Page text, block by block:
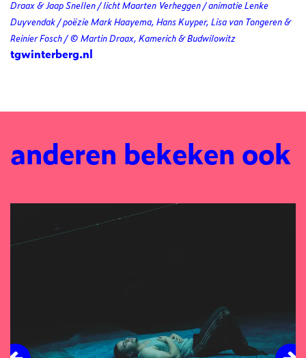
Draax & Jaap Snellen / licht Maarten Verheggen / animatie Lenke
Duyvendak / poëzie Mark Haayema, Hans Kuyper, Lisa van Tongeren &
Reinier Fosch / © Martin Draax, Kamerich & Budwilowitz
tgwinterberg.nl
anderen bekeken ook